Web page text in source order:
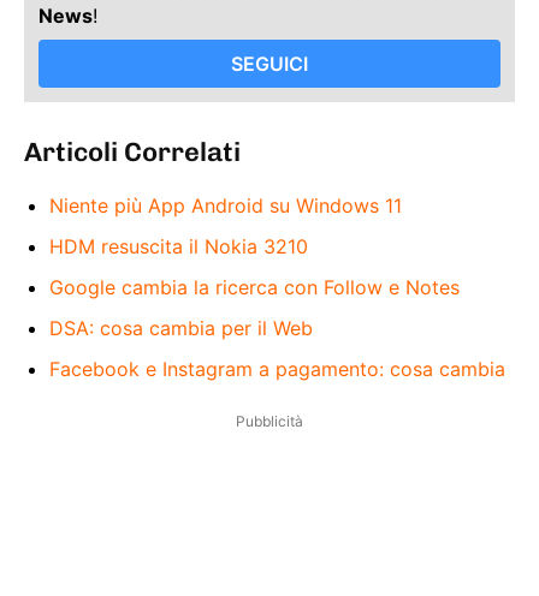
News!
SEGUICI
Articoli Correlati
Niente più App Android su Windows 11
HDM resuscita il Nokia 3210
Google cambia la ricerca con Follow e Notes
DSA: cosa cambia per il Web
Facebook e Instagram a pagamento: cosa cambia
Pubblicità